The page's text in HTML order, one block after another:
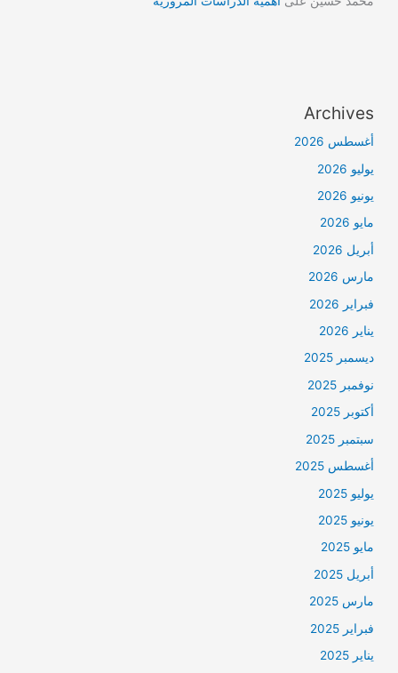
Archives
أغسطس 2026
يوليو 2026
يونيو 2026
مايو 2026
أبريل 2026
مارس 2026
فبراير 2026
يناير 2026
ديسمبر 2025
نوفمبر 2025
أكتوبر 2025
سبتمبر 2025
أغسطس 2025
يوليو 2025
يونيو 2025
مايو 2025
أبريل 2025
مارس 2025
فبراير 2025
يناير 2025